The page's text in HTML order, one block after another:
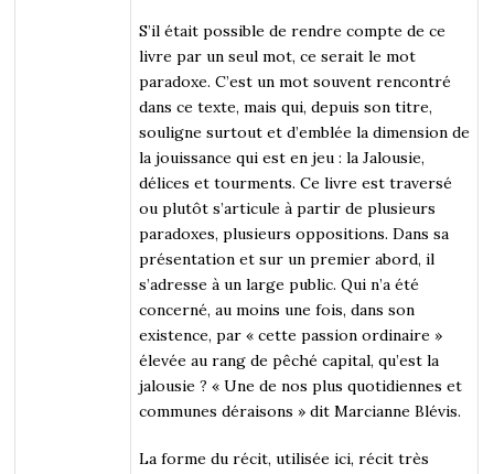
S’il était possible de rendre compte de ce
livre par un seul mot, ce serait le mot
paradoxe. C’est un mot souvent rencontré
dans ce texte, mais qui, depuis son titre,
souligne surtout et d’emblée la dimension de
la jouissance qui est en jeu : la Jalousie,
délices et tourments. Ce livre est traversé
ou plutôt s’articule à partir de plusieurs
paradoxes, plusieurs oppositions. Dans sa
présentation et sur un premier abord, il
s’adresse à un large public. Qui n’a été
concerné, au moins une fois, dans son
existence, par « cette passion ordinaire »
élevée au rang de pêché capital, qu’est la
jalousie ? « Une de nos plus quotidiennes et
communes déraisons » dit Marcianne Blévis.
La forme du récit, utilisée ici, récit très